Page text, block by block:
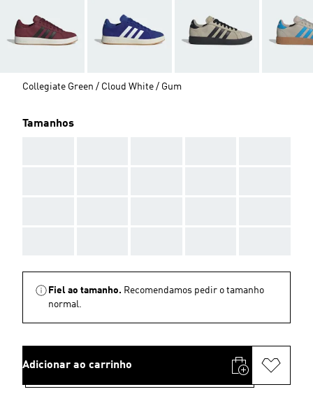
Collegiate Green / Cloud White / Gum
Tamanhos
Fiel ao tamanho. Recomendamos pedir o tamanho
normal.
Adicionar ao carrinho